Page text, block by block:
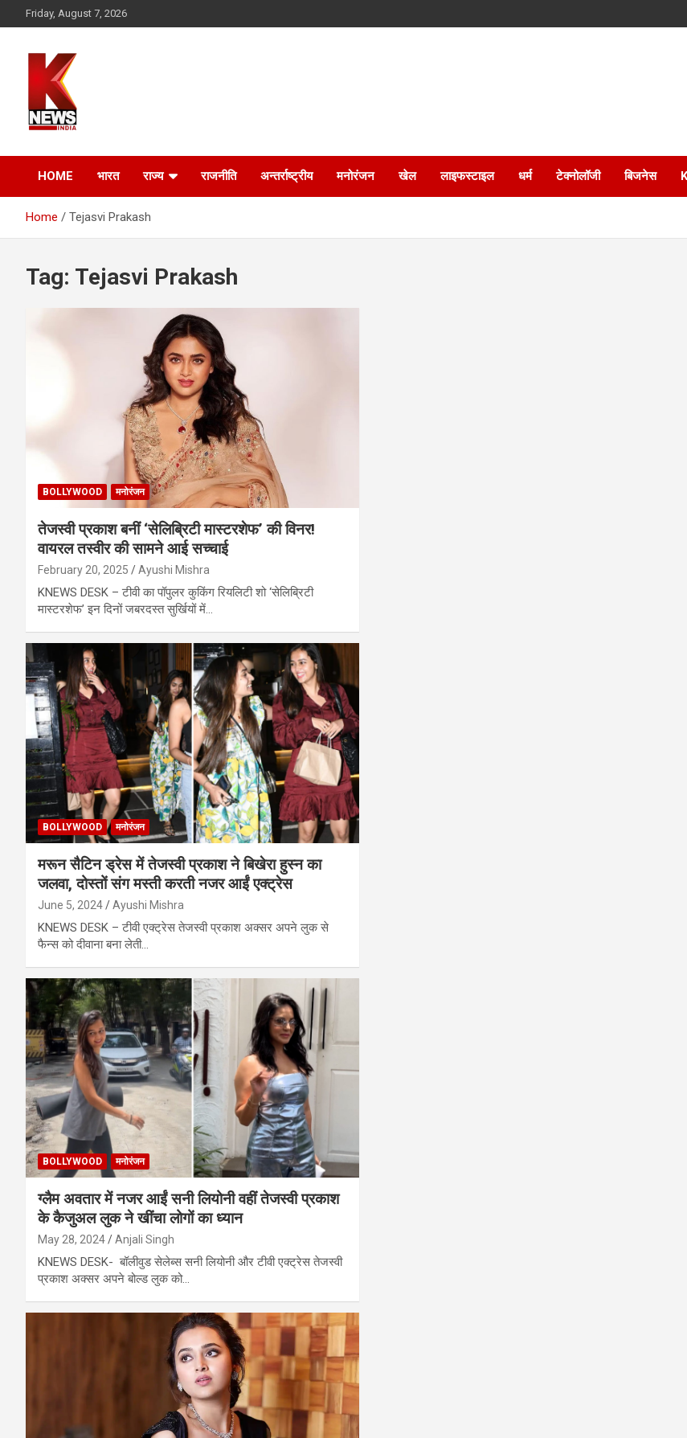
to
Friday, August 7, 2026
HOME भारत राज्य राजनीति अन्तर्राष्ट्रीय मनोरंजन खेल लाइफस्टाइल धर्म टेक्नोलॉजी बिजनेस
Home Tejasvi Prakash
Tag: Tejasvi Prakash
BOLLYWOOD मनोरंजन
तेजस्वी प्रकाश बनीं ‘सेलिब्रिटी मास्टरशेफ’ की विनर!
वायरल तस्वीर की सामने आई सच्चाई
February 20, 2025 Ayushi Mishra
KNEWS DESK – टीवी का पॉपुलर कुकिंग रियलिटी शो ‘सेलिब्रिटी
मास्टरशेफ’ इन दिनों जबरदस्त सुर्खियों में…
BOLLYWOOD मनोरंजन
मरून सैटिन ड्रेस में तेजस्वी प्रकाश ने बिखेरा हुस्न का
जलवा, दोस्तों संग मस्ती करती नजर आईं एक्ट्रेस
June 5, 2024 Ayushi Mishra
KNEWS DESK – टीवी एक्ट्रेस तेजस्वी प्रकाश अक्सर अपने लुक से
फैन्स को दीवाना बना लेती…
BOLLYWOOD मनोरंजन
ग्लैम अवतार में नजर आईं सनी लियोनी वहीं तेजस्वी प्रकाश
के कैजुअल लुक ने खींचा लोगों का ध्यान
May 28, 2024 Anjali Singh
KNEWS DESK- बॉलीवुड सेलेब्स सनी लियोनी और टीवी एक्ट्रेस तेजस्वी
प्रकाश अक्सर अपने बोल्ड लुक को…